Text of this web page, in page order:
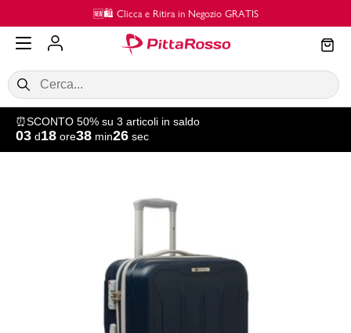
Vai al contenuto principale🆕🛍️ Clicca e Ritira in Negozio GRATIS
⏰SCONTO 50% su 3 articoli in saldo
03 d18 ore38 min26 sec